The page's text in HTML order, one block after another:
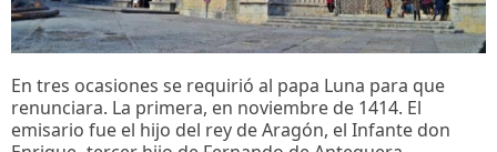
En tres ocasiones se requirió al papa Luna para que
renunciara. La primera, en noviembre de 1414. El
emisario fue el hijo del rey de Aragón, el Infante don